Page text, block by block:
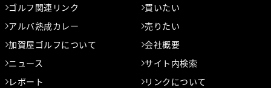
ゴルフ関連リンク
買いたい
アルバ熟成カレー
売りたい
加賀屋ゴルフについて
会社概要
ニュース
サイト内検索
レポート
リンクについて